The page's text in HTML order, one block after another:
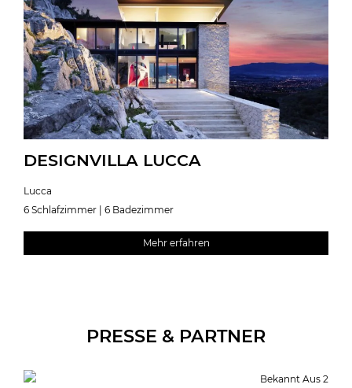
DESIGNVILLA LUCCA
Lucca
6 Schlafzimmer | 6 Badezimmer
Mehr erfahren
PRESSE & PARTNER